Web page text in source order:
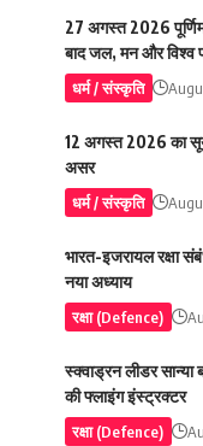
27 अगस्त 2026
बाद जल, मन और विश्व
धर्म / संस्कृति
12 अगस्त 2026 का
असर
धर्म / संस्कृति
भारत-इजरायल रक्षा
नया अध्याय
रक्षा (Defence)
स्क्वाड्रन लीडर सान्या
की फ्लाइंग इंस्ट्रक्टर
रक्षा (Defence)